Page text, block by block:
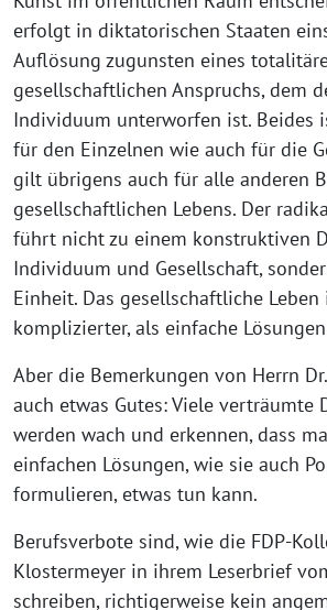
erfolgt in diktatorischen Staaten
Auflösung zugunsten eines
gesellschaftlichen Anspruchs, dem
Individuum unterworfen ist. Beides
für den Einzelnen wie auch für die
gilt übrigens auch für alle anderen
gesellschaftlichen Lebens. Der
führt nicht zu einem konstruktiven
Individuum und Gesellschaft,
Einheit. Das gesellschaftliche
komplizierter, als einfache
Aber die Bemerkungen von Herrn
auch etwas Gutes: Viele verträumte
werden wach und erkennen, dass
einfachen Lösungen, wie sie auch
formulieren, etwas tun kann.
Berufsverbote sind, wie die FDP-
Klostermeyer in ihrem Leserbrief
schreiben, richtigerweise kein